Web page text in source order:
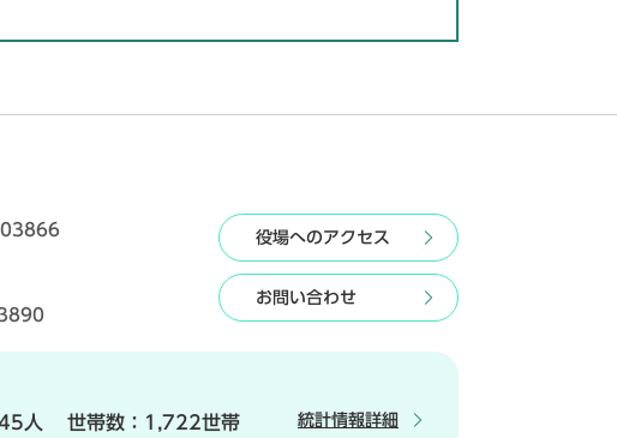
役場へのアクセス
お問い合わせ
人 世帯数： 1,722世帯 統計情報詳細